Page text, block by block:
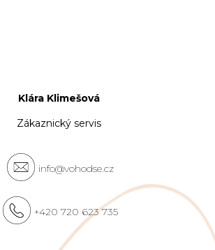
Klára Klimešová
Zákaznický servis
info@vohodse.cz
+420 720 623 735